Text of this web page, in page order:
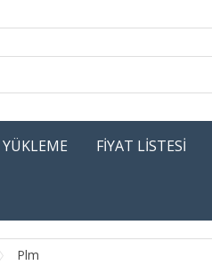
YÜKLEME FİYAT LİSTESİ
Plm